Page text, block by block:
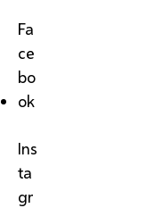
Fa
ce
bo
ok
Ins
ta
gr